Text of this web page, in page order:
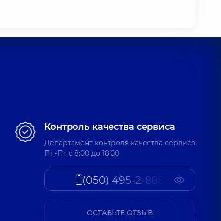
Контроль качества сервиса
Департамент контроля качества сервиса
Пн-Пт c 8:00 до 18:00
(050) 495-2-888
ОСТАВЬТЕ ОТЗЫВ